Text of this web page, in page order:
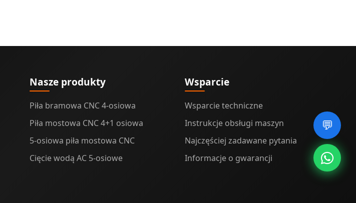
💬
Nasze produkty
Piła bramowa CNC 4-osiowa
Piła mostowa CNC 4+1 osiowa
5-osiowa piła mostowa CNC
Cięcie wodą AC 5-osiowe
Wsparcie
Wsparcie techniczne
Instrukcje obsługi maszyn
Najczęściej zadawane pytania
Informacje o gwarancji